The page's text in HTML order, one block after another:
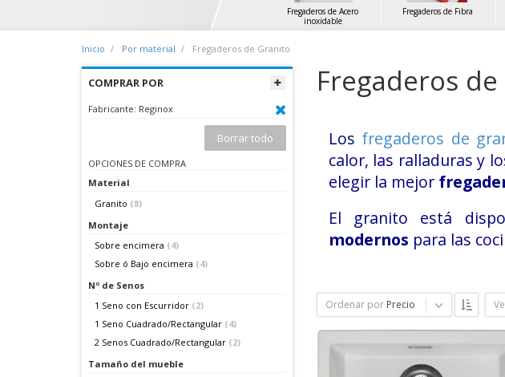
Fregaderos de Acero
inoxidable
Fregaderos de Fibra
Inicio Por material Fregaderos de Granito
COMPRAR POR
Fabricante: Reginox
Borrar todo
OPCIONES DE COMPRA
Material
Granito (8)
Montaje
Sobre encimera (4)
Sobre ó Bajo encimera (4)
Nº de Senos
1 Seno con Escurridor (2)
1 Seno Cuadrado/Rectangular (4)
2 Senos Cuadrado/Rectangular (2)
Tamaño del mueble
Fregaderos
Los fregaderos de
calor, las ralladuras y
elegir la mejor
El granito está
modernos para las
Ordenar por Precio